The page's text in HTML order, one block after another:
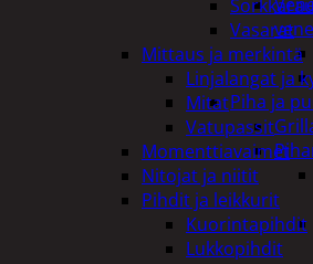
Piha ja
Vasarat
Mittaus ja merkintä
Linjalangat ja
Mitat
Vatupassit
Momenttiavaimet
Nitojat ja niitit
Pihdit ja leikkurit
Kuorintapihdit
Lukkopihdit